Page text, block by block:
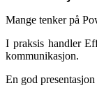
Mange tenker på
I praksis handler
kommunikasjon.
En god